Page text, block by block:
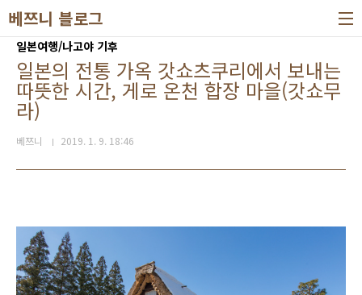
베쯔니 블로그
일본여행/나고야 기후
일본의 전통 가옥 갓쇼츠쿠리에서 보내는
따뜻한 시간, 게로 온천 합장 마을(갓쇼무
라)
베쯔니 2019. 1. 9. 18:46